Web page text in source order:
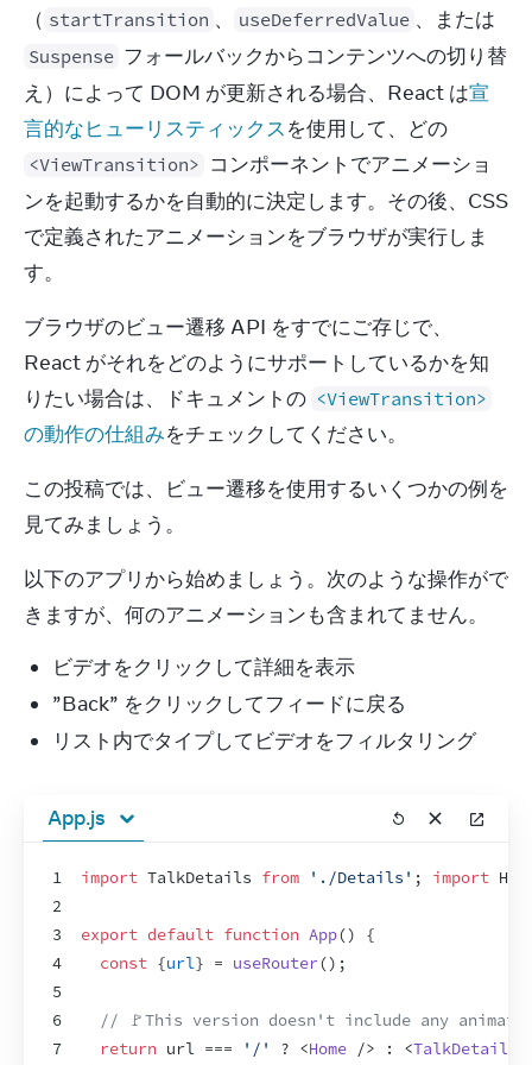
（ startTransition 、 useDeferredValue
Suspense フォールバックからコンテンツへの切り替
え）によって DOM が更新される場合、React は宣
言的なヒューリスティックス
<ViewTransition> コンポーネントでアニメーショ
ンを起動するかを自動的に決定します。その後、CSS
で定義されたアニメーションをブラウザが実行しま
す。
ブラウザのビュー遷移 API をすでにご存じで、
React がそれをどのようにサポートしているかを知
りたい場合は、ドキュメントの <ViewTransition>
の動作の仕組みをチェックしてください。
この投稿では、ビュー遷移を使用するいくつかの例を
見てみましょう。
以下のアプリから始めましょう。次のような操作がで
きますが、何のアニメーションも含まれてません。
ビデオをクリックして詳細を表示
”Back” をクリックしてフィードに戻る
リスト内でタイプしてビデオをフィルタリング
App.js
1
2
3
4
5
6
7
import TalkDetails from './Details' ; import
export default function App()
{
const {url} = useRouter() ;
// 🚩This version doesn't include any
return url === '/' ? <Home /> : <TalkDetails